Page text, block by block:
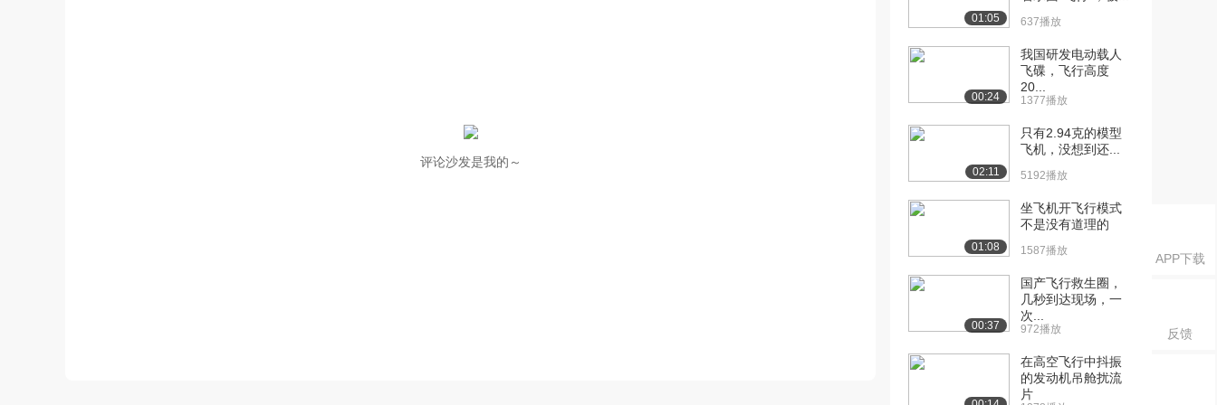
APP下载
反馈
评论沙发是我的～
01:05 637播放
00:24
我国研发电动载人
飞碟，飞行高度
20...
1377播放
02:11
只有2.94克的模型
飞机，没想到还...
5192播放
01:08
坐飞机开飞行模式
不是没有道理的
1587播放
00:37
国产飞行救生圈，
几秒到达现场，一
次...
972播放
在高空飞行中抖振
的发动机吊舱扰流
片